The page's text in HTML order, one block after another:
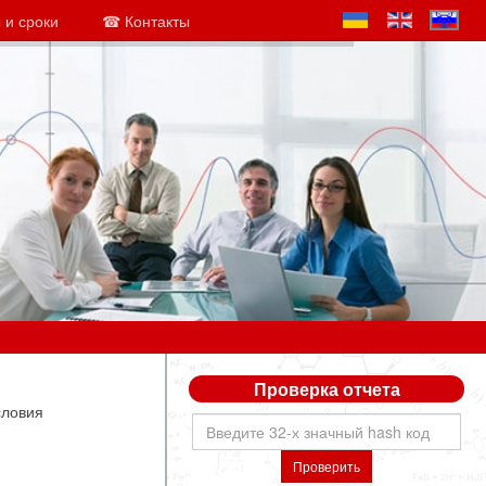
сроки ☎ Контакты
Проверка отчета
Проверить